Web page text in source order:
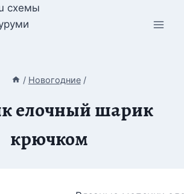
/ Новогодние /
елочный шарик
крючком